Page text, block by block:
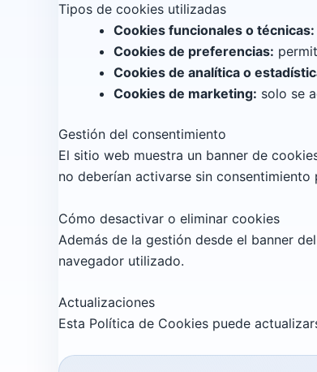
Tipos de cookies utilizadas
Cookies funcionales o técnicas:
Cookies de preferencias:
Cookies de analítica o
Cookies de marketing: solo se
Gestión del consentimiento
El sitio web muestra un banner de
no deberían activarse sin consentimiento
Cómo desactivar o eliminar cookies
Además de la gestión desde el banner
navegador utilizado.
Actualizaciones
Esta Política de Cookies puede